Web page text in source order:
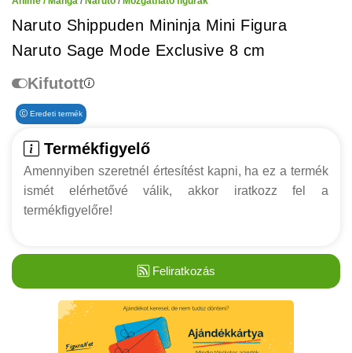
Naruto Shippuden Mininja Mini Figura
Naruto Sage Mode Exclusive 8 cm
Kifutott
Eredeti termék
Termékfigyelő
Amennyiben szeretnél értesítést kapni, ha ez a termék
ismét elérhetővé válik, akkor iratkozz fel a
termékfigyelőre!
Feliratkozás